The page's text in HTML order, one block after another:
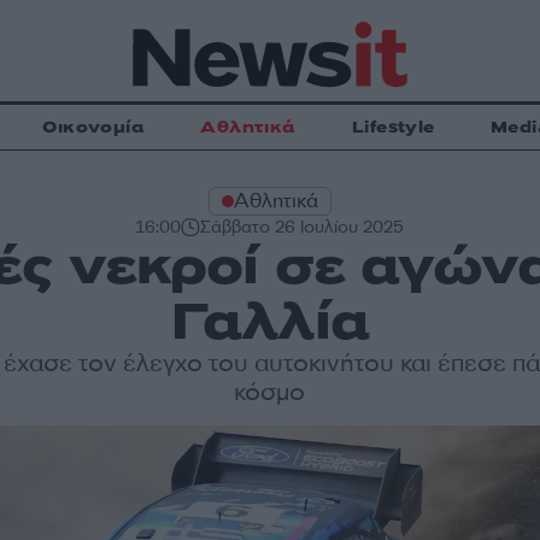
Οικονομία Αθλητικά Lifestyle
Αθλητικά
16:00 Σάββατο 26 Ιουλίου 2025
νεκροί σε
Γαλλία
τον έλεγχο του αυτοκινήτου και έπεσε
κόσμο